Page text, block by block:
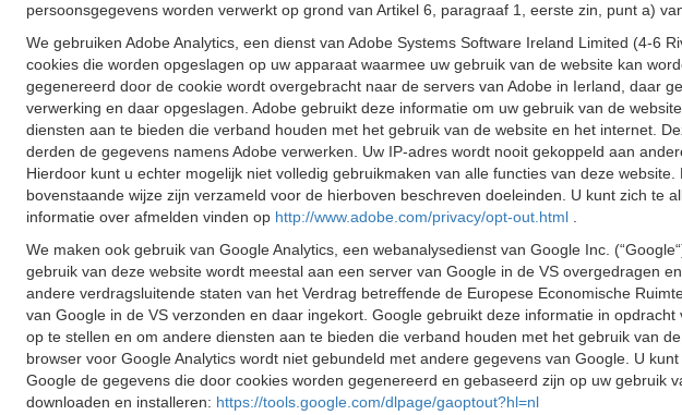
persoonsgegevens worden verwerkt op grond van Artikel 6, paragraaf 1, eerste zin, punt a)
We gebruiken Adobe Analytics, een dienst van Adobe Systems Software Ireland Limited (4-6
cookies die worden opgeslagen op uw apparaat waarmee uw gebruik van de website kan
gegenereerd door de cookie wordt overgebracht naar de servers van Adobe in Ierland, daar
verwerking en daar opgeslagen. Adobe gebruikt deze informatie om uw gebruik van de
diensten aan te bieden die verband houden met het gebruik van de website en het internet.
derden de gegevens namens Adobe verwerken. Uw IP-adres wordt nooit gekoppeld aan
Hierdoor kunt u echter mogelijk niet volledig gebruikmaken van alle functies van deze
bovenstaande wijze zijn verzameld voor de hierboven beschreven doeleinden. U kunt zich
informatie over afmelden vinden op http://www.adobe.com/privacy/opt-out.html
We maken ook gebruik van Google Analytics, een webanalysedienst van Google Inc.
gebruik van deze website wordt meestal aan een server van Google in de VS overgedragen
andere verdragsluitende staten van het Verdrag betreffende de Europese Economische
van Google in de VS verzonden en daar ingekort. Google gebruikt deze informatie in
op te stellen en om andere diensten aan te bieden die verband houden met het gebruik van
browser voor Google Analytics wordt niet gebundeld met andere gegevens van Google. U
Google de gegevens die door cookies worden gegenereerd en gebaseerd zijn op uw
downloaden en installeren: https://tools.google.com/dlpage/gaoptout?hl=nl